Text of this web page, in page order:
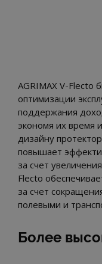
AGRIMAX V-Flecto
оптимизации
поддержания
экономя их время
дизайну
повышает
за счет
Flecto
за счет
полевыми и
Более